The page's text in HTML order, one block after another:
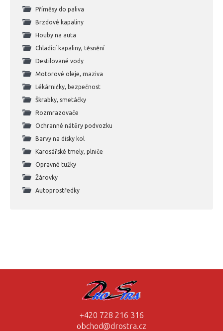
Příměsy do paliva
Brzdové kapaliny
Houby na auta
Chladící kapaliny, těsnění
Destilované vody
Motorové oleje, maziva
Lékárničky, bezpečnost
Škrabky, smetáčky
Rozmrazovače
Ochranné nátěry podvozku
Barvy na disky kol
Karosářské tmely, plniče
Opravné tužky
Žárovky
Autoprostředky
+420 728 216 316
obchod@drostra.cz